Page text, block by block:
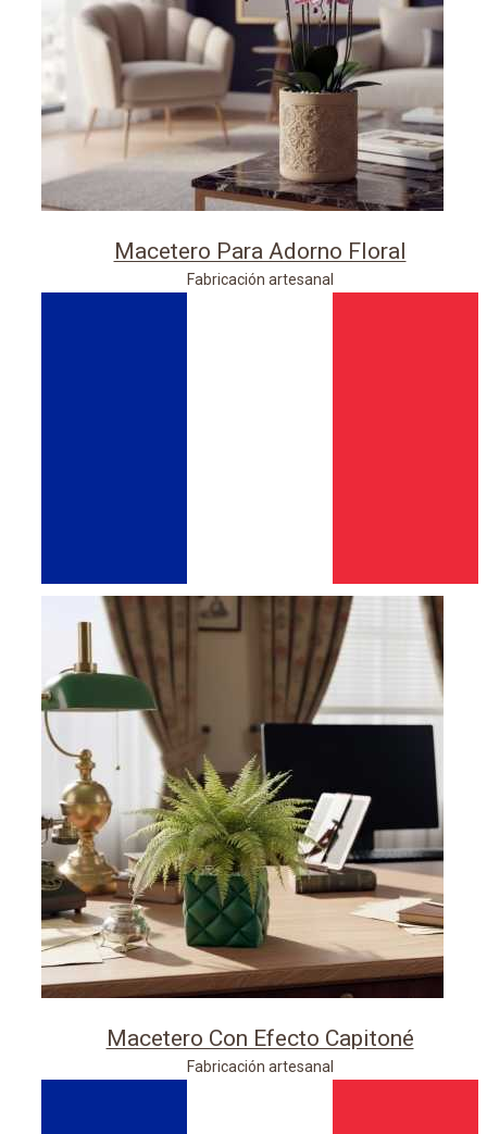
Macetero Para Adorno Floral
Fabricación artesanal
Macetero Con Efecto Capitoné
Fabricación artesanal